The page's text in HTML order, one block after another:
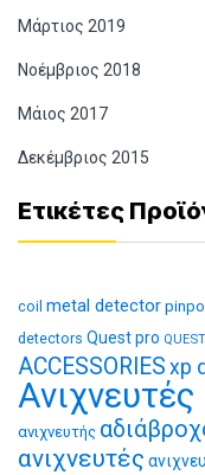
Μάρτιος 2019
Νοέμβριος 2018
Μάιος 2017
Δεκέμβριος 2015
Ετικέτες
coil metal detector
detectors Quest pro
ACCESSORIES xp
ανιχνευτής
ανιχνευτές